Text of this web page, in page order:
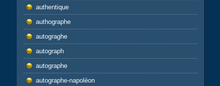
authentique
authographe
autograghe
autograph
autographe
autographe-napoléon